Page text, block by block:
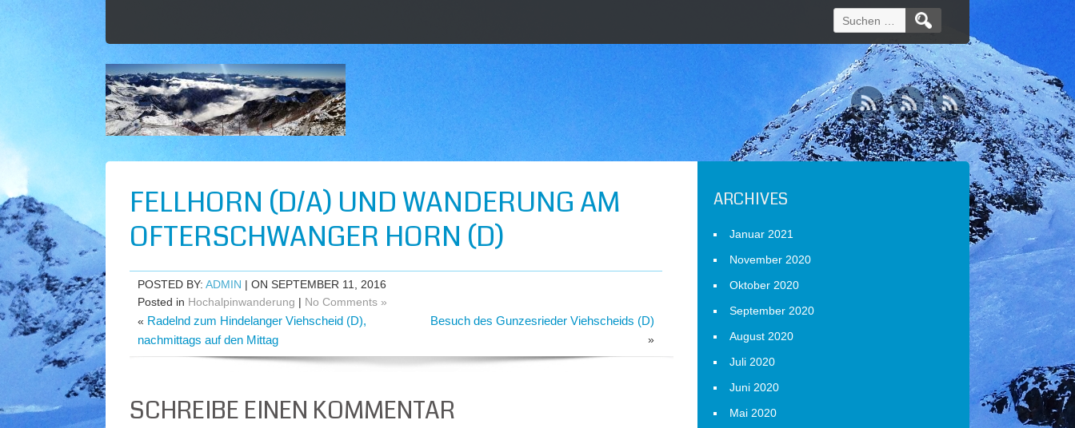
Suchen
nach:
FELLHORN (D/A) UND WANDERUNG AM
OFTERSCHWANGER HORN (D)
POSTED BY: ADMIN | ON SEPTEMBER 11, 2016
Posted in Hochalpinwanderung | No Comments »
« Radelnd zum Hindelanger Viehscheid (D),
nachmittags auf den Mittag
Besuch des Gunzesrieder Viehscheids (D)
»
SCHREIBE EINEN KOMMENTAR
ARCHIVES
Januar 2021
November 2020
Oktober 2020
September 2020
August 2020
Juli 2020
Juni 2020
Mai 2020